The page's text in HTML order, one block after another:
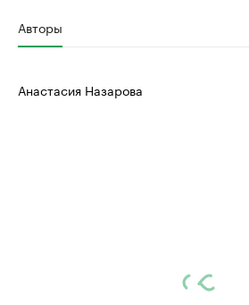
Авторы
Анастасия Назарова